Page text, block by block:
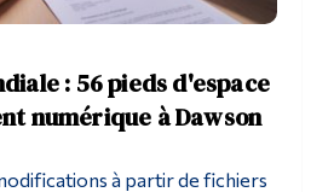
: 56 pieds d'espace
numérique à Dawson
à partir de fichiers